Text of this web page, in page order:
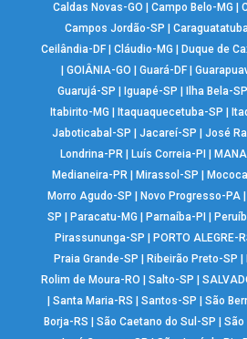
Caldas Novas-GO
|Campo Belo-MG |
Campos Jordão-SP
Ceilândia-DF| Cláudio-MG Duque de
GOIÂNIA-GO Guará-DF|
Guarujá-SP
Iguapé-SP Ilha Bela-SP
Itabirito-MG
Itaquaquecetuba-SP
Jaboticabal-SP
Jacareí-SP José
Londrina-PR| Luís Correia-PI
Medianeira-PR
Mirassol-SP
Morro Agudo-SP
Novo Progresso-PA
SP
Paracatu-MG Parnaíba-PI
Pirassununga-SP
PORTO ALEGRE-
Praia Grande-SP
Ribeirão Preto-SP
Rolim de Moura-RO
Salto-SP
|Santa Maria-RS |Santos-SP |São
Borja-RS
|São Caetano do Sul-SP |São